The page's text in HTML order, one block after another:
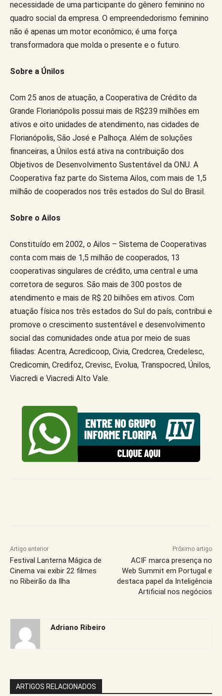
necessidade de uma participante do gênero feminino no
quadro social da empresa. O empreendedorismo feminino
não é apenas um motor econômico; é uma força
transformadora que molda o presente e o futuro.
Sobre a Únilos
Com 25 anos de atuação, a Cooperativa de Crédito da
Grande Florianópolis possui mais de R$239 milhões em
ativos e oito unidades de atendimento, nas cidades de
Florianópolis, São José e Palhoça. Além de soluções
financeiras, a Únilos está ativa na contribuição dos
Objetivos de Desenvolvimento Sustentável da ONU. A
Cooperativa faz parte do Sistema Ailos, com mais de 1,5
milhão de cooperados nos três estados do Sul do Brasil.
Sobre o Ailos
Constituído em 2002, o Ailos – Sistema de Cooperativas
conta com mais de 1,5 milhão de cooperados, 13
cooperativas singulares de crédito, uma central e uma
corretora de seguros. São mais de 300 postos de
atendimento e mais de R$ 20 bilhões em ativos. Com
atuação física nos três estados do Sul do país, contribui e
promove o crescimento sustentável e desenvolvimento
social das comunidades onde atua por meio de suas
filiadas: Acentra, Acredicoop, Civia, Credcrea, Credelesc,
Credicomin, Credifoz, Crevisc, Evolua, Transpocred, Únilos,
Viacredi e Viacredi Alto Vale.
Artigo anterior
Festival Lanterna Mágica de
Cinema vai exibir 22 filmes
no Ribeirão da Ilha
Próximo artigo
ACIF marca presença no
Web Summit em Portugal e
destaca papel da Inteligência
Artificial nos negócios
Adriano Ribeiro
ARTIGOS RELACIONADOS